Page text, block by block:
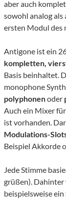
aber auch
sowohl analog als
ersten Modul des
Antigone ist ein
kompletten,
Basis beinhaltet.
monophone
polyphonenoder
Auch ein Mixer
ist vorhanden.
Modulations-
Beispiel Akkorde
Jede Stimme
grüßen).
beispielsweise ein